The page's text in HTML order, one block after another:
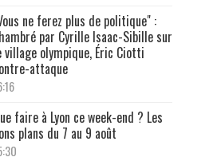
ne ferez plus de politique" :
par Cyrille Isaac-Sibille sur
village olympique, Éric Ciotti
attaque
faire à Lyon ce week-end ? Les
plans du 7 au 9 août